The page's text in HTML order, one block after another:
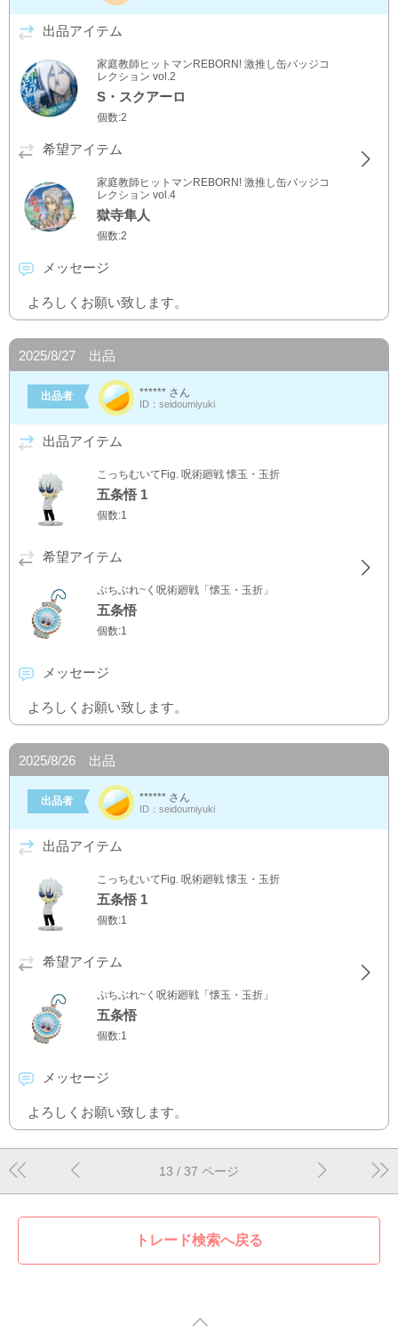
出品アイテム
家庭教師ヒットマンREBORN! 激推し缶バッジコ
レクション vol.2
S・スクアーロ
個数:2
希望アイテム
家庭教師ヒットマンREBORN! 激推し缶バッジコ
レクション vol.4
獄寺隼人
個数:2
メッセージ
よろしくお願い致します。
2025/8/27 出品
出品者 ****** さん
ID：seidoumiyuki
出品アイテム
こっちむいてFig. 呪術廻戦 懐玉・玉折
五条悟 1
個数:1
希望アイテム
ぷちぶれ~く呪術廻戦「懐玉・玉折」
五条悟
個数:1
メッセージ
よろしくお願い致します。
2025/8/26 出品
出品者 ****** さん
ID：seidoumiyuki
出品アイテム
こっちむいてFig. 呪術廻戦 懐玉・玉折
五条悟 1
個数:1
希望アイテム
ぷちぶれ~く呪術廻戦「懐玉・玉折」
五条悟
個数:1
メッセージ
よろしくお願い致します。
13 / 37 ページ
トレード検索へ戻る